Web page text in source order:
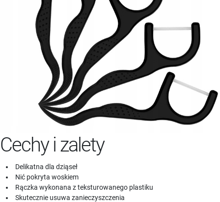
Cechy i zalety
Delikatna dla dziąseł
Nić pokryta woskiem
Rączka wykonana z teksturowanego plastiku
Skutecznie usuwa zanieczyszczenia